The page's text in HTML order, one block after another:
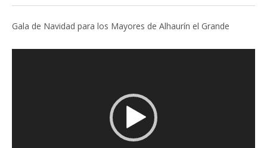
Gala de Navidad para los Mayores de Alhaurín el Grande